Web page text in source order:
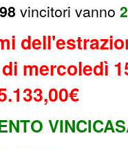
vincitori vanno
mercoledì